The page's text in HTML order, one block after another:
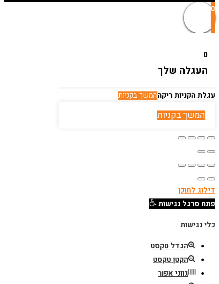
0
0
העגלה שלך
עגלת הקניות ריקההמשך בקניות
המשך בקניות
דילוג לתוכן
פתח סרגל נגישות
כלי נגישות
הגדל טקסט
הקטן טקסט
גווני אפור